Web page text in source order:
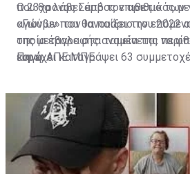
που θα λάβει από τον αριθμό των
αγώνων που θα παίξει την
της μεταγραφής αναμένεται να
ευρώ.
Ο 23χρονος Σέρβος επιθετικός
«Γιούβε» τον Ιανουάριο του 2022
οποία έβαλε στα ταμεία της
και έχει καταγράψει 63
Πηγή: ΑΠΕ ΜΠΕ